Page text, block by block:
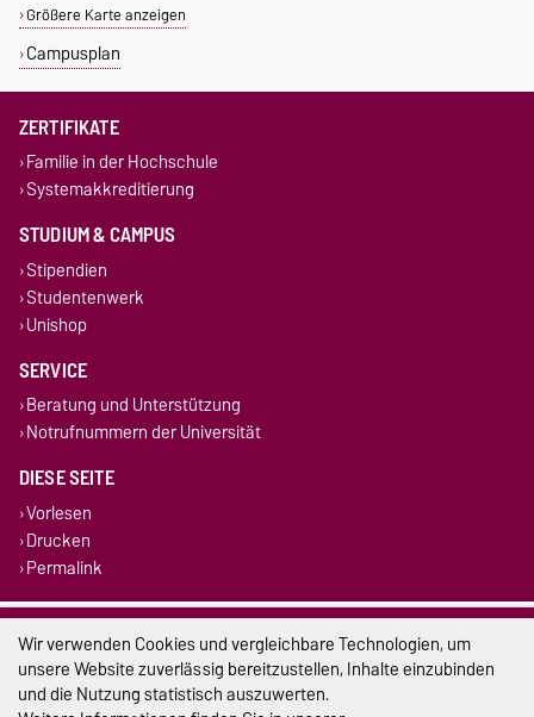
Größere Karte anzeigen
Campusplan
ZERTIFIKATE
Familie in der Hochschule
Systemakkreditierung
STUDIUM & CAMPUS
Stipendien
Studentenwerk
Unishop
SERVICE
Beratung und Unterstützung
Notrufnummern der Universität
DIESE SEITE
Vorlesen
Drucken
Permalink
Impressum
Datenschutz
Wir verwenden Cookies und vergleichbare Technologien, um
unsere Website zuverlässig bereitzustellen, Inhalte einzubinden
und die Nutzung statistisch auszuwerten.